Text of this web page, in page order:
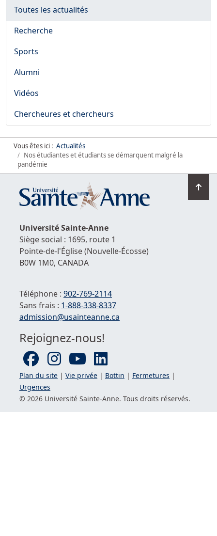
Toutes les actualités
Recherche
Sports
Alumni
Vidéos
Chercheures et chercheurs
Vous êtes ici : Actualités
Nos étudiantes et étudiants se démarquent malgré la
pandémie
en
UniversitéSainte-Anne
Siège social : 1695, route 1
Pointe-de-l'Église(Nouvelle-Écosse)
B0W 1M0, CANADA
Téléphone : 902-769-2114
Sans frais : 1-888-338-8337
Courriel :
admission@usainteanne.ca
Rejoignez-nous!
Plan du site | Vie privée | Bottin | Fermetures |
Urgences
© 2026 Université Sainte-Anne. Tous droits réservés.